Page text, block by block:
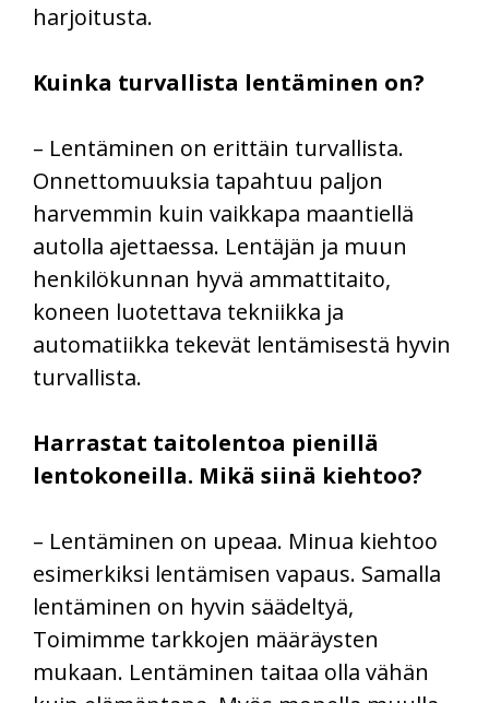
harjoitusta.
Kuinka turvallista lentäminen on?
– Lentäminen on erittäin turvallista.
Onnettomuuksia tapahtuu paljon
harvemmin kuin vaikkapa maantiellä
autolla ajettaessa. Lentäjän ja muun
henkilökunnan hyvä ammattitaito,
koneen luotettava tekniikka ja
automatiikka tekevät lentämisestä hyvin
turvallista.
Harrastat taitolentoa pienillä
lentokoneilla. Mikä siinä kiehtoo?
– Lentäminen on upeaa. Minua kiehtoo
esimerkiksi lentämisen vapaus. Samalla
lentäminen on hyvin säädeltyä,
Toimimme tarkkojen määräysten
mukaan. Lentäminen taitaa olla vähän